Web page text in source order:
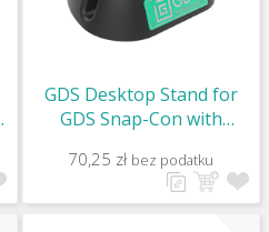
GDS Desktop Stand for
GDS Snap-Con with
RAM-GDS-DOCK-AD2U
70,25 zł bez podatku